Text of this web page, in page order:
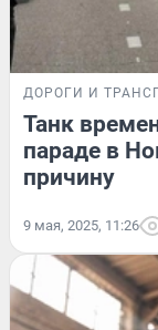
ДОРОГИ И
Танк
параде в
причину
9 мая, 2025, 11:26